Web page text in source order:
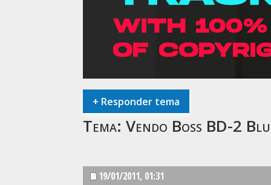
+ Responder tema
Tema: Vendo Boss BD-2
19/01/2011, 01:31